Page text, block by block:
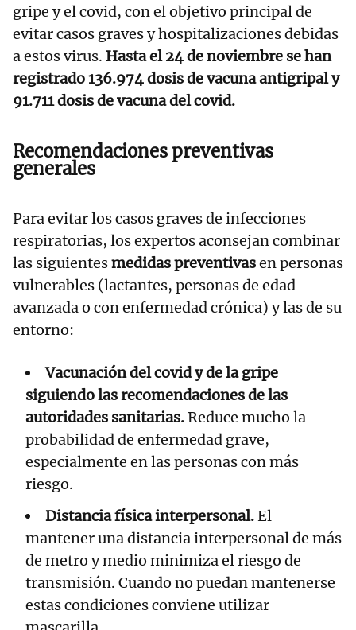
gripe y el covid, con el objetivo principal de
evitar casos graves y hospitalizaciones debidas
a estos virus. Hasta el 24 de noviembre se han
registrado 136.974 dosis de vacuna antigripal y
91.711 dosis de vacuna del covid.
Recomendaciones preventivas
generales
Para evitar los casos graves de infecciones
respiratorias, los expertos aconsejan combinar
las siguientesmedidas preventivasen personas
vulnerables (lactantes, personas de edad
avanzada o con enfermedad crónica) y las de su
entorno:
Vacunación del covid y de la gripe
siguiendo las recomendaciones de las
autoridades sanitarias.Reduce mucho la
probabilidad de enfermedad grave,
especialmente en las personas con más
riesgo.
Distancia física interpersonal.El
mantener una distancia interpersonal de más
de metro y medio minimiza el riesgo de
transmisión. Cuando no puedan mantenerse
estas condiciones conviene utilizar